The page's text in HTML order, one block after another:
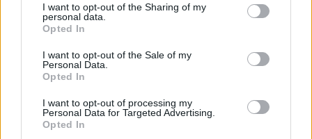
not limited to your visit or usage behaviour. You may click to
grant or deny consent to Google and its third-party tags to
use your data for below specified purposes in below Google
consent section.
I want to opt-out of the Sharing of my
personal data.
Opted In
I want to opt-out of the Sale of my
Personal Data.
Opted In
I want to opt-out of processing my
Personal Data for Targeted Advertising.
Opted In
Quando il gioco di squadra insegna a vivere: calcio, storia e
valore educativo
Francesca Lombardi · 27 Lug 2026